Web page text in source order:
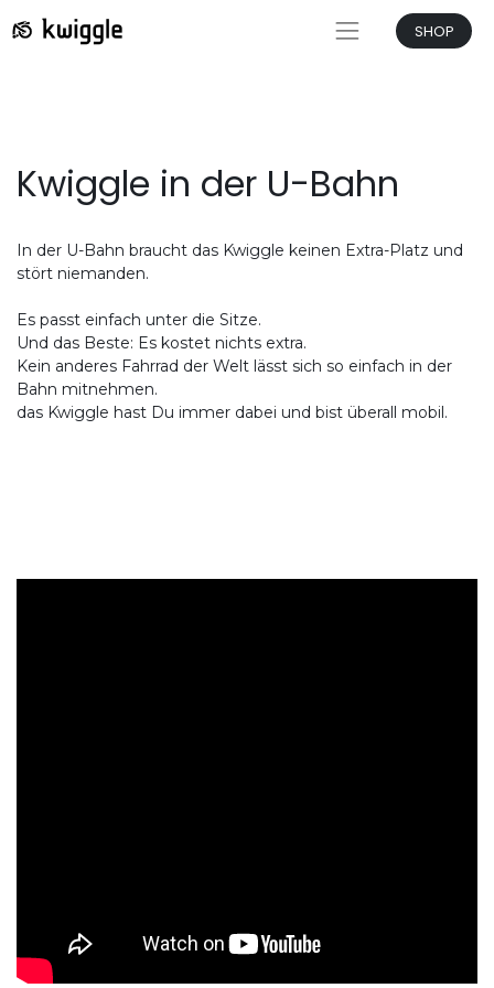
SHOP
Kwiggle in der U-Bahn
In der U-Bahn braucht das Kwiggle keinen Extra-Platz und
stört niemanden.
Es passt einfach unter die Sitze.
Und das Beste: Es kostet nichts extra.
Kein anderes Fahrrad der Welt lässt sich so einfach in der
Bahn mitnehmen.
das Kwiggle hast Du immer dabei und bist überall mobil.